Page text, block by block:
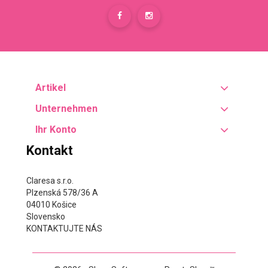
Artikel
Unternehmen
Ihr Konto
Kontakt
Claresa s.r.o.
Plzenská 578/36 A
04010 Košice
Slovensko
KONTAKTUJTE NÁS